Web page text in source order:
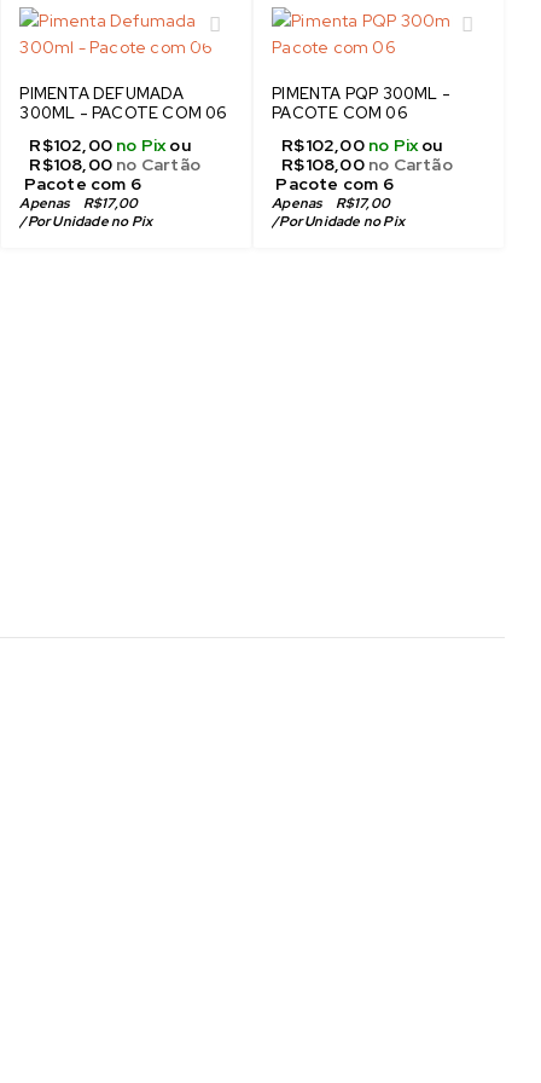
PIMENTA DEFUMADA
300ML - PACOTE COM 06
R$102,00 no Pixou
R$108,00 no Cartão
Pacote com 6
Apenas R$17,00
/Por Unidade no Pix
PIMENTA PQP 300ML -
PACOTE COM 06
R$102,00no Pix ou
R$108,00no Cartão
Pacote com 6
Apenas R$17,00
/Por Unidade no Pix